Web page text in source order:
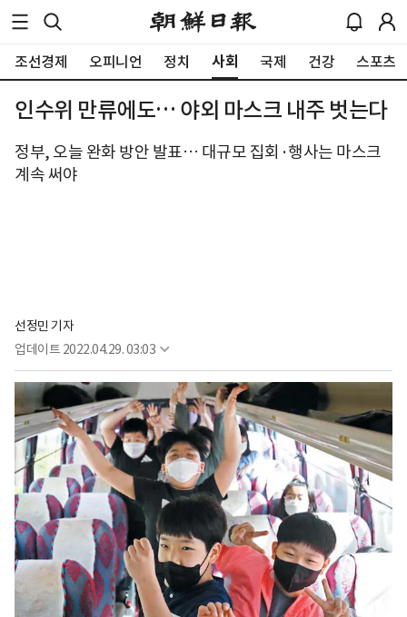
조선경제 오피니언 정치 사회 국제 건강 스포츠
인수위 만류에도… 야외 마스크 내주 벗는다
정부, 오늘 완화 방안 발표… 대규모 집회·행사는 마스크
계속 써야
선정민 기자
업데이트 2022.04.29. 03:03